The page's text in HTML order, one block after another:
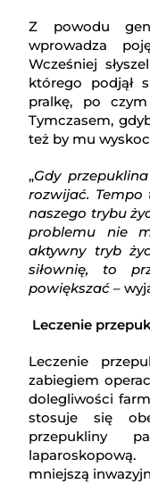
Z powodu
wprowadza
Wcześniej
którego podjął
pralkę, po czym
Tymczasem,
też by mu
„Gdy
rozwijać. Tempo
naszego trybu
problemu nie
aktywny tryb
siłownię, to
powiększać –
Leczenie
Leczenie
zabiegiem
dolegliwości
stosuje się
przepukliny
mniejszą